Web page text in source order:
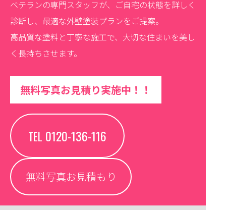
ベテランの専門スタッフが、ご自宅の状態を詳しく
診断し、最適な外壁塗装プランをご提案。
高品質な塗料と丁寧な施工で、大切な住まいを美し
く長持ちさせます。
無料写真お見積り実施中！！
TEL 0120-136-116
無料写真お見積もり